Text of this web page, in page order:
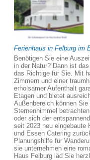
Ferienhaus in Felburg im
Benötigen Sie eine
in der Natur? Dann ist
das Richtige für Sie. Mit
Zimmern und einer
erholsamer Aufenthalt
Etagen und bietet
Außenbereich können
Sternenhimmel
oder sich der
seit 2023 neu eingebaute
und Essen Catering
Planungshilfe für
sie unternehmen eine
Haus Felburg läd Sie